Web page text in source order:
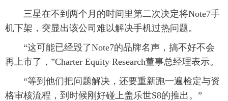
富媒体 摄影 新华广播
三星在不到两个月的时间里第二次决定将Note7手
机下架，突显出该公司难以解决手机过热问题。
“这可能已经毁了Note7的品牌名声，搞不好不会
再上市了，”Charter Equity Research董事总经理表示。
“等到他们把问题解决，还要重新跑一遍检定与资
格审核流程，到时候刚好碰上盖乐世S8的推出。”